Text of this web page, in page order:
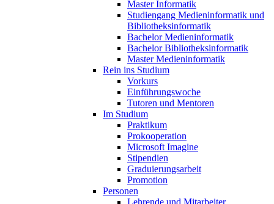
Master Informatik
Studiengang Medieninformatik und
Bibliotheksinformatik
Bachelor Medieninformatik
Bachelor Bibliotheksinformatik
Master Medieninformatik
Rein ins Studium
Vorkurs
Einführungswoche
Tutoren und Mentoren
Im Studium
Praktikum
Prokooperation
Microsoft Imagine
Stipendien
Graduierungsarbeit
Promotion
Personen